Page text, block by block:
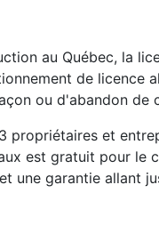
au Québec, la
de licence
ou d'abandon de
propriétaires et
est gratuit pour le
une garantie allant